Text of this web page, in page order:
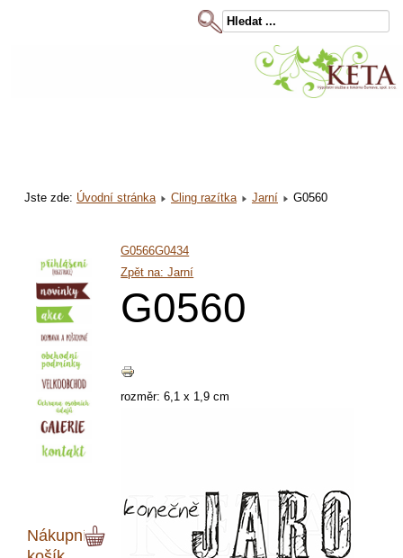
Jste zde: Úvodní stránka Cling razítka Jarní G0560
Nákupní
G0566G0434
Zpět na: Jarní
G0560
rozměr: 6,1 x 1,9 cm